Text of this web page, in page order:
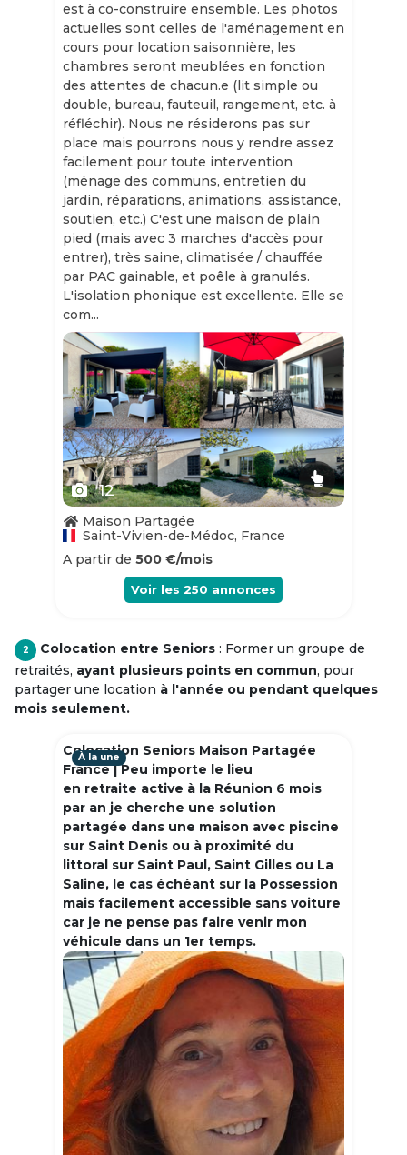
est à co-construire ensemble. Les photos
actuelles sont celles de l'aménagement en
cours pour location saisonnière, les
chambres seront meublées en fonction
des attentes de chacun.e (lit simple ou
double, bureau, fauteuil, rangement, etc. à
réfléchir). Nous ne résiderons pas sur
place mais pourrons nous y rendre assez
facilement pour toute intervention
(ménage des communs, entretien du
jardin, réparations, animations, assistance,
soutien, etc.) C'est une maison de plain
pied (mais avec 3 marches d'accès pour
entrer), très saine, climatisée / chauffée
par PAC gainable, et poêle à granulés.
L'isolation phonique est excellente. Elle se
com...
Slide 1 of 12
12
Maison Partagée
Saint-Vivien-de-Médoc, France
A partir de 500 €/mois
Voir les 250 annonces
2 Colocation entre Seniors : Former un groupe de
retraités, ayant plusieurs points en commun, pour
partager une location à l'année ou pendant quelques
mois seulement.
Colocation Seniors Maison Partagée
France | Peu importe le lieu
en retraite active à la Réunion 6 mois
par an je cherche une solution
partagée dans une maison avec piscine
sur Saint Denis ou à proximité du
littoral sur Saint Paul, Saint Gilles ou La
Saline, le cas échéant sur la Possession
mais facilement accessible sans voiture
car je ne pense pas faire venir mon
véhicule dans un 1er temps.
À la une